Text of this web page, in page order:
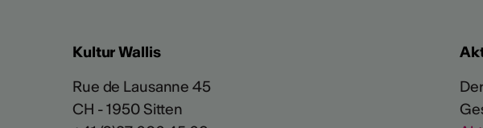
Kultur Wallis
Rue de Lausanne 45
CH - 1950 Sitten